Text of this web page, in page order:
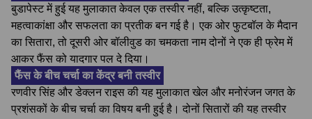
बुडापेस्ट में हुई यह मुलाकात केवल एक तस्वीर नहीं, बल्कि उत्कृष्टता,
महत्वाकांक्षा और सफलता का प्रतीक बन गई है। एक ओर फुटबॉल के मैदान
का सितारा, तो दूसरी ओर बॉलीवुड का चमकता नाम दोनों ने एक ही फ्रेम में
आकर फैंस को यादगार पल दे दिया।
फैंस के बीच चर्चा का केंद्र बनी तस्वीर
रणवीर सिंह और डेक्लन राइस की यह मुलाकात खेल और मनोरंजन जगत के
प्रशंसकों के बीच चर्चा का विषय बनी हुई है। दोनों सितारों की यह तस्वीर